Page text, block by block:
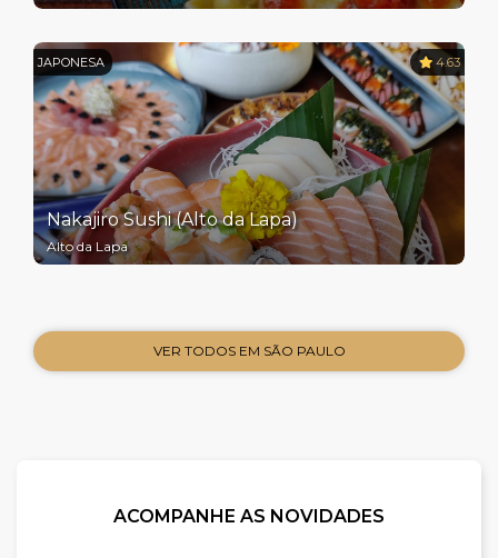
JAPONESA 4.63
Nakajiro Sushi (Alto da Lapa)
Alto da Lapa
VER TODOS EM SÃO PAULO
ACOMPANHE AS NOVIDADES